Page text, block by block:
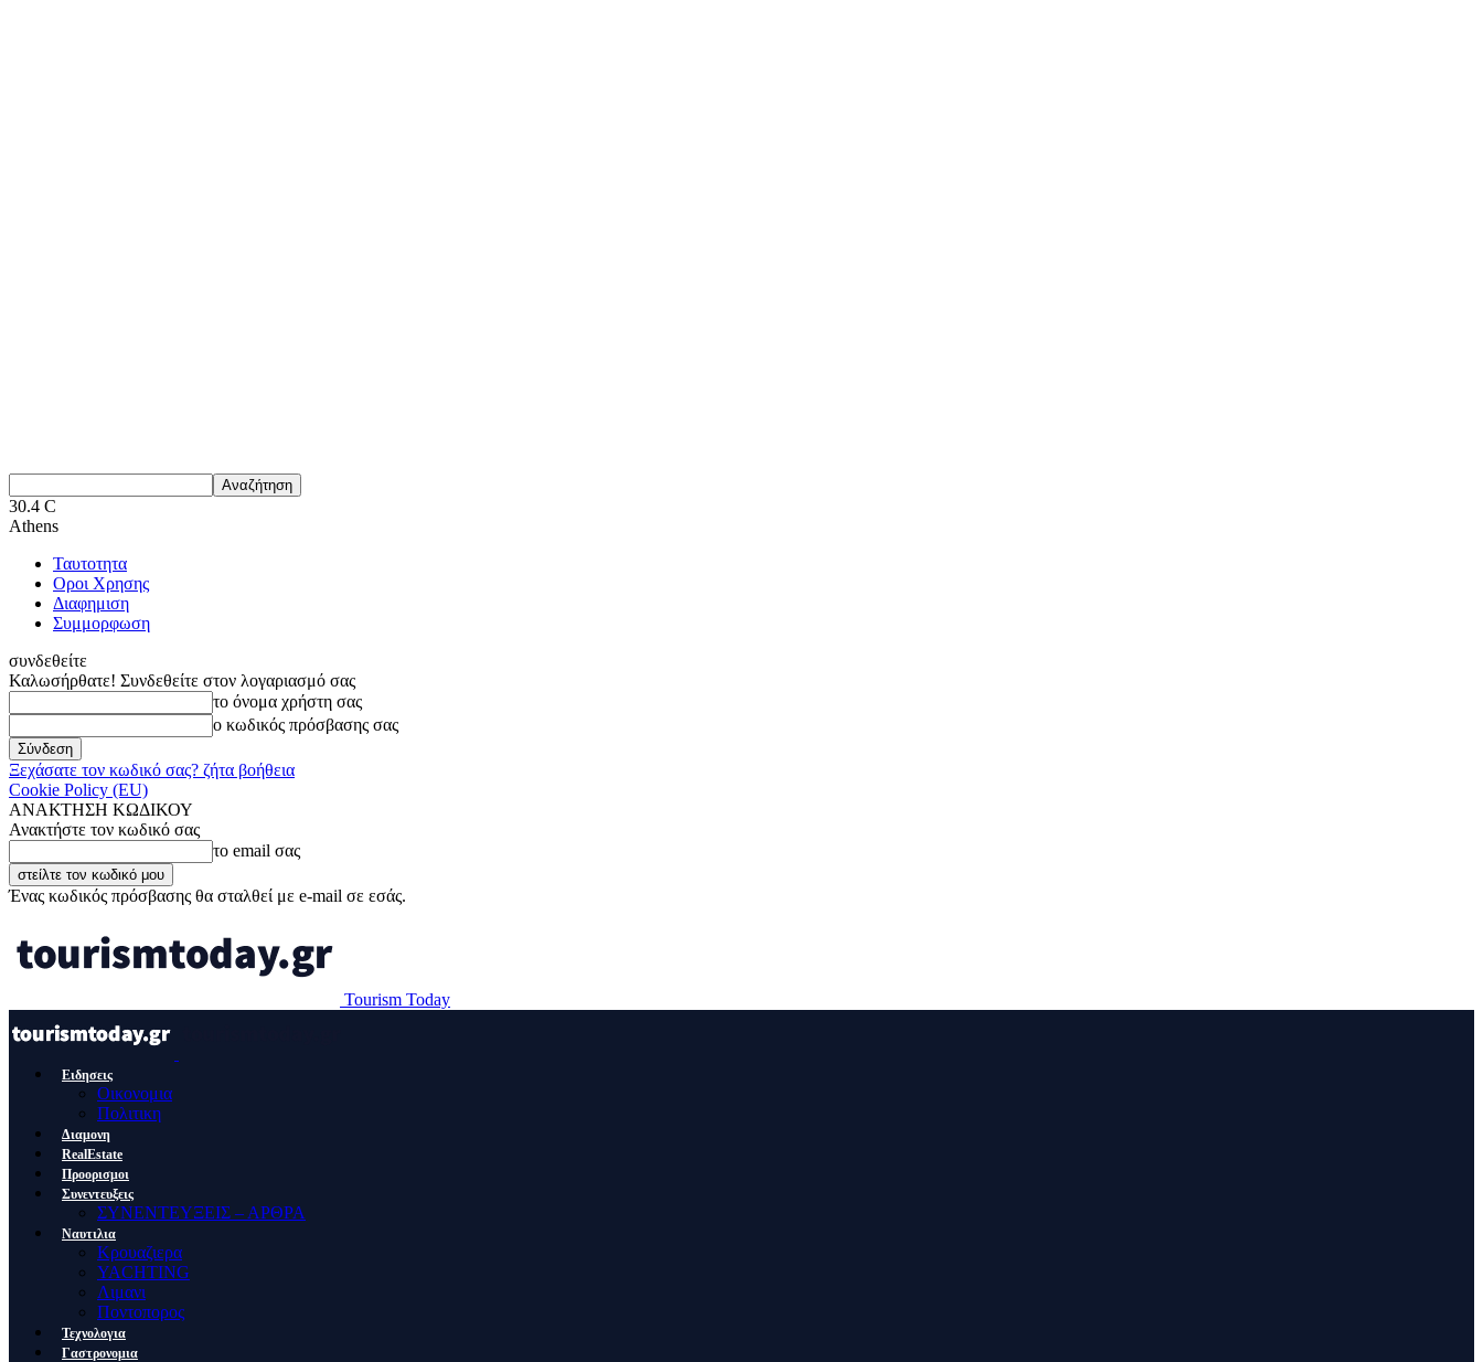
30.4 C
Athens
Ταυτοτητα
Οροι Χρησης
Διαφημιση
Συμμορφωση
συνδεθείτε
Καλωσήρθατε! Συνδεθείτε στον λογαριασμό σας
το όνομα χρήστη σας
ο κωδικός πρόσβασης σας
Ξεχάσατε τον κωδικό σας? ζήτα βοήθεια
Cookie Policy (EU)
ΑΝΑΚΤΗΣΗ ΚΩΔΙΚΟΥ
Ανακτήστε τον κωδικό σας
το email σας
Ένας κωδικός πρόσβασης θα σταλθεί με e-mail σε εσάς.
Tourism Today
Ειδησεις
Οικονομια
Πολιτικη
Διαμονη
RealEstate
Προορισμοι
Συνεντευξεις
ΣΥΝΕΝΤΕΥΞΕΙΣ – ΑΡΘΡΑ
Ναυτιλια
Κρουαζιερα
YACHTING
Λιμανι
Ποντοπορος
Τεχνολογια
Γαστρονομια